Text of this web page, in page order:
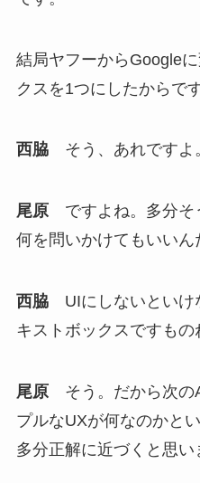
結局ヤフーからGoogle
クスを1つにしたからで
西脇そう、あれですよ
尾原ですよね。多分そ
何を問いかけてもいい
西脇UIにしないといけ
キストボックスですもの
尾原そう。だから次の
プルなUXが何なのかと
多分正解に近づくと思い